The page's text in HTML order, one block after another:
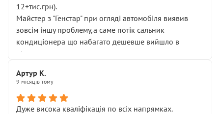
12+тис.грн).
Майстер з "Генстар" при огляді автомобіля виявив
зовсім іншу проблему,а саме потік сальник
кондиціонера що набагато дешевше вийшло в
підсумку.
Артур К.
9 місяців тому
Дуже висока кваліфікація по всіх напрямках.